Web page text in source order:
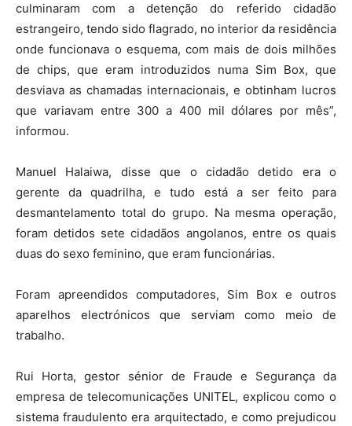
culminaram com a detenção do referido cidadão
estrangeiro, tendo sido flagrado, no interior da residência
onde funcionava o esquema, com mais de dois milhões
de chips, que eram introduzidos numa Sim Box, que
desviava as chamadas internacionais, e obtinham lucros
que variavam entre 300 a 400 mil dólares por mês”,
informou.
Manuel Halaiwa, disse que o cidadão detido era o
gerente da quadrilha, e tudo está a ser feito para
desmantelamento total do grupo. Na mesma operação,
foram detidos sete cidadãos angolanos, entre os quais
duas do sexo feminino, que eram funcionárias.
Foram apreendidos computadores, Sim Box e outros
aparelhos electrónicos que serviam como meio de
trabalho.
Rui Horta, gestor sénior de Fraude e Segurança da
empresa de telecomunicações UNITEL, explicou como o
sistema fraudulento era arquitectado, e como prejudicou